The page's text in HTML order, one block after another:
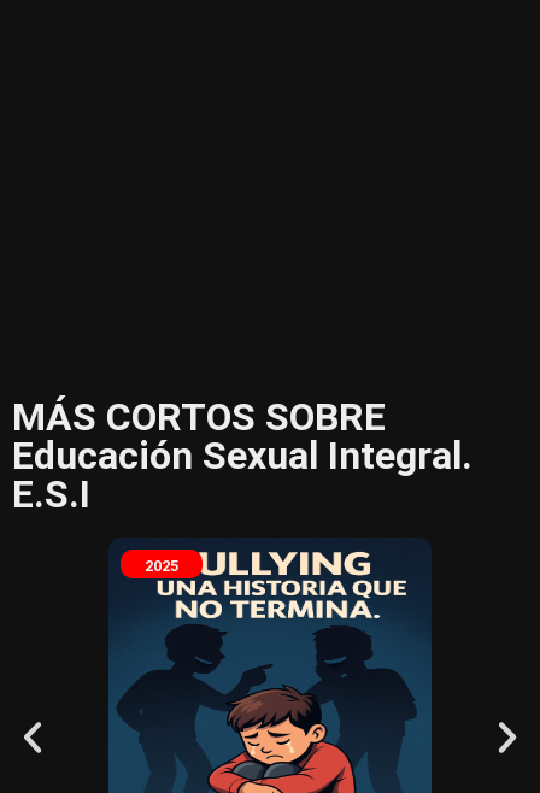
MÁS CORTOS SOBRE
Educación Sexual Integral.
E.S.I
2025